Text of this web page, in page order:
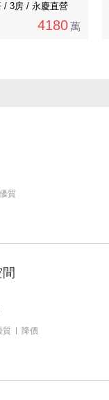
/ 3房 / 永慶直營
4180 萬
優質
質 降價